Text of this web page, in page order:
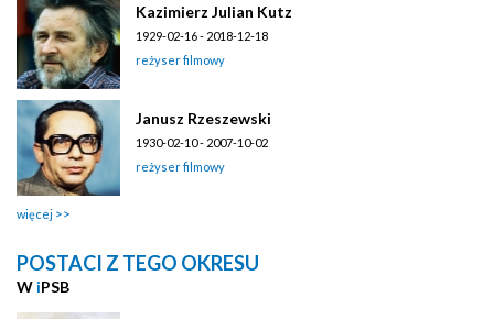
Kazimierz Julian Kutz
1929-02-16 - 2018-12-18
reżyser filmowy
Janusz Rzeszewski
1930-02-10 - 2007-10-02
reżyser filmowy
więcej
POSTACI Z TEGO OKRESU
W iPSB